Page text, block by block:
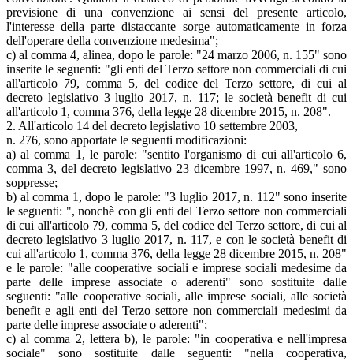
previsione di una convenzione ai sensi del presente articolo,
l'interesse della parte distaccante sorge automaticamente in forza
dell'operare della convenzione medesima";
c) al comma 4, alinea, dopo le parole: "24 marzo 2006, n. 155" sono
inserite le seguenti: "gli enti del Terzo settore non commerciali di cui
all'articolo 79, comma 5, del codice del Terzo settore, di cui al
decreto legislativo 3 luglio 2017, n. 117; le società benefit di cui
all'articolo 1, comma 376, della legge 28 dicembre 2015, n. 208".
2. All'articolo 14 del decreto legislativo 10 settembre 2003,
n. 276, sono apportate le seguenti modificazioni:
a) al comma 1, le parole: "sentito l'organismo di cui all'articolo 6,
comma 3, del decreto legislativo 23 dicembre 1997, n. 469," sono
soppresse;
b) al comma 1, dopo le parole: "3 luglio 2017, n. 112" sono inserite
le seguenti: ", nonchè con gli enti del Terzo settore non commerciali
di cui all'articolo 79, comma 5, del codice del Terzo settore, di cui al
decreto legislativo 3 luglio 2017, n. 117, e con le società benefit di
cui all'articolo 1, comma 376, della legge 28 dicembre 2015, n. 208"
e le parole: "alle cooperative sociali e imprese sociali medesime da
parte delle imprese associate o aderenti" sono sostituite dalle
seguenti: "alle cooperative sociali, alle imprese sociali, alle società
benefit e agli enti del Terzo settore non commerciali medesimi da
parte delle imprese associate o aderenti";
c) al comma 2, lettera b), le parole: "in cooperativa e nell'impresa
sociale" sono sostituite dalle seguenti: "nella cooperativa,